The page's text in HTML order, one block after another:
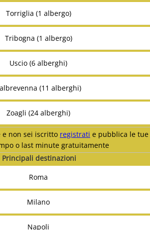
Torriglia (1 albergo)
Tribogna (1 albergo)
Uscio (6 alberghi)
(11 alberghi)
Zoagli (24 alberghi)
e non sei iscritto registrati e pubblica le tue
o last minute gratuitamente
Principali destinazioni
Roma
Milano
Napoli